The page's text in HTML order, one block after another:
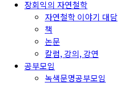
장회익의 자연철학
자연철학 이야기 대담
책
논문
칼럼, 강의, 강연
공부모임
녹색문명공부모임